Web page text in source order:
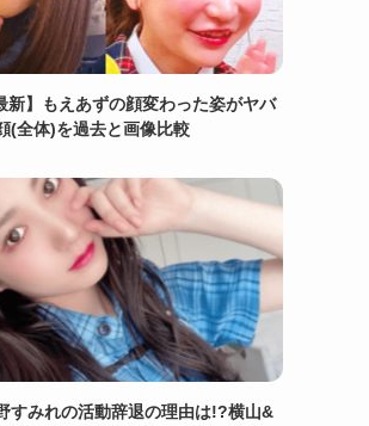
新】もえあずの顔変わった姿がヤバ
(全体)を過去と画像比較
すみれの活動辞退の理由は!?横山&